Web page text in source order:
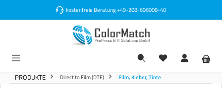
kostenfreie Beratung+49-208-696008-40
PRODUKTE Direct to Film (DTF) Film, Kleber, Tinte